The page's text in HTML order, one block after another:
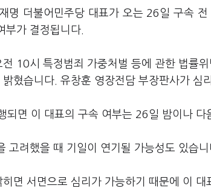
명 더불어민주당 대표가 오는 26일 구속
부가 결정됩니다.
10시 특정범죄 가중처벌 등에 관한 법률
혔습니다. 유창훈 영장전담 부장판사가 심
되면 이 대표의 구속 여부는 26일 밤이나 다
고려했을 때 기일이 연기될 가능성도 있습니
면 서면으로 심리가 가능하기 때문에 이